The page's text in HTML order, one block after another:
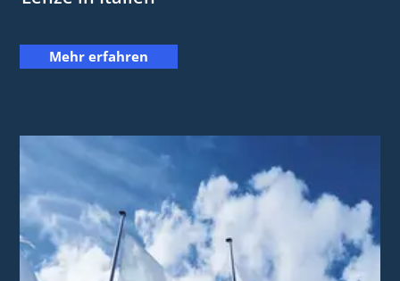
Mehr erfahren